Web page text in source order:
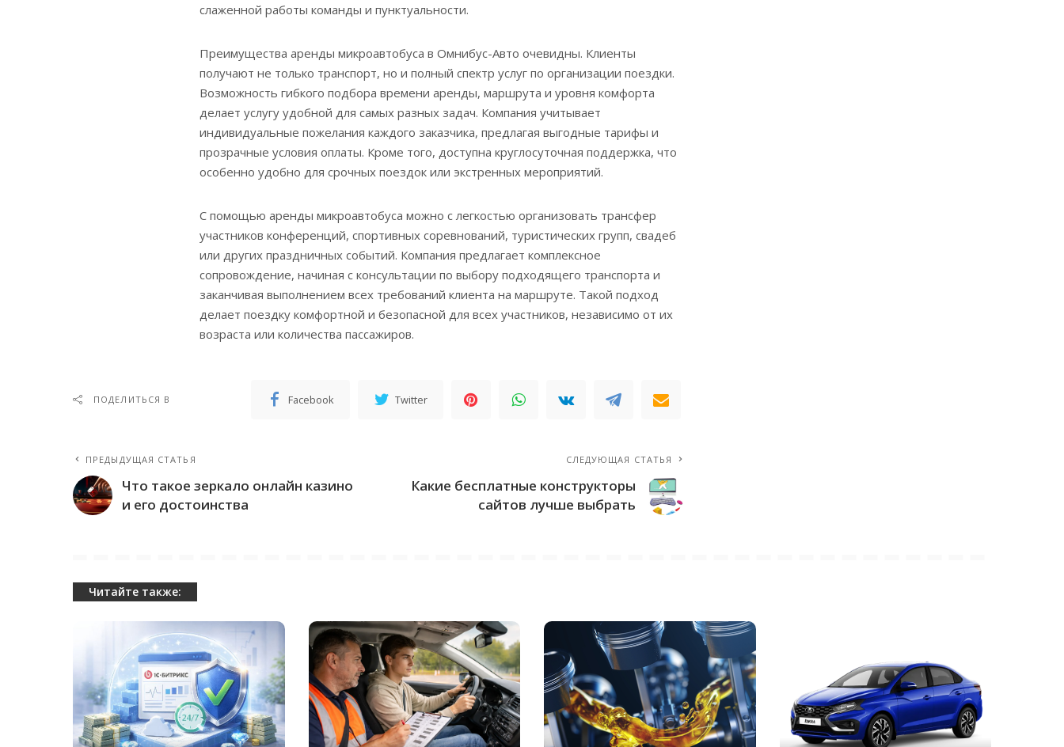
слаженной работы команды и пунктуальности.
Преимущества аренды микроавтобуса в Омнибус-Авто очевидны. Клиенты
получают не только транспорт, но и полный спектр услуг по организации поездки.
Возможность гибкого подбора времени аренды, маршрута и уровня комфорта
делает услугу удобной для самых разных задач. Компания учитывает
индивидуальные пожелания каждого заказчика, предлагая выгодные тарифы и
прозрачные условия оплаты. Кроме того, доступна круглосуточная поддержка, что
особенно удобно для срочных поездок или экстренных мероприятий.
С помощью аренды микроавтобуса можно с легкостью организовать трансфер
участников конференций, спортивных соревнований, туристических групп, свадеб
или других праздничных событий. Компания предлагает комплексное
сопровождение, начиная с консультации по выбору подходящего транспорта и
заканчивая выполнением всех требований клиента на маршруте. Такой подход
делает поездку комфортной и безопасной для всех участников, независимо от их
возраста или количества пассажиров.
ПОДЕЛИТЬСЯ В Facebook Twitter
ПРЕДЫДУЩАЯ СТАТЬЯ
Что такое зеркало онлайн казино
и его достоинства
СЛЕДУЮЩАЯ СТАТЬЯ
Какие бесплатные конструкторы
сайтов лучше выбрать
Читайте также: